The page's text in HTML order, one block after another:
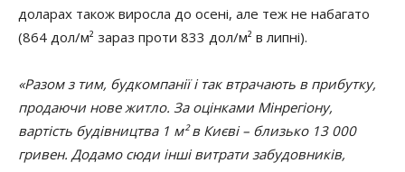
доларах також виросла до осені, але теж не набагато
(864 дол/м² зараз проти 833 дол/м² в липні).
«Разом з тим, будкомпанії і так втрачають в прибутку,
продаючи нове житло. За оцінками Мінрегіону,
вартість будівництва 1 м² в Києві – близько 13 000
гривен. Додамо сюди інші витрати забудовників,